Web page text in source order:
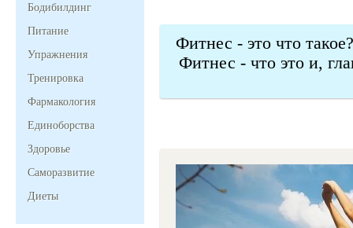
Бодибилдинг
Питание
Упражнения
Тренировка
Фармакология
Единоборства
Здоровье
Саморазвитие
Диеты
Фитнес - это что
Фитнес - что это и,